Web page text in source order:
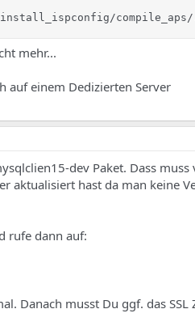
mehr...
auf einem Dedizierten Server
dev Paket. Dass
aktualisiert hast da man keine
rufe dann auf:
Danach musst Du ggf. das